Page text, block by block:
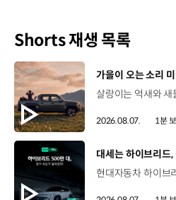
Shorts 재생 목록
[동영상]
가을이 오는 소리
2026.08.07. 1분
[동영상]
대세는 하이브리드